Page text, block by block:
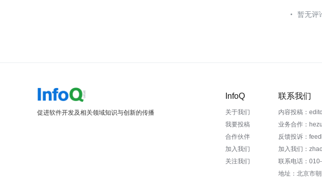
暂无评
促进软件开发及相关领域知识与创新的传播
InfoQ
关于我们
我要投稿
合作伙伴
加入我们
关注我们
联系我们
内容投稿：
业务合作：
反馈投诉：
加入我们：
联系电话：
地址：北京市